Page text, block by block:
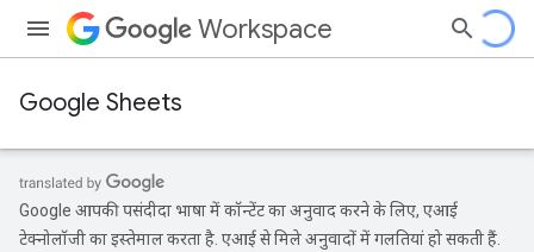
Workspace
Google Sheets
Google आपकी पसंदीदा भाषा में कॉन्टेंट का अनुवाद करने के लिए, एआई
टेक्नोलॉजी का इस्तेमाल करता है. एआई से मिले अनुवादों में गलतियां हो सकती हैं.